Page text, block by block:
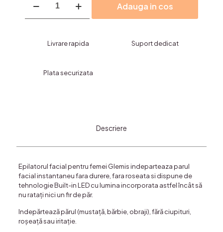
Epilator
Adauga in cos
Livrare rapida Suport dedicat
Plata securizata
Descriere
Epilatorul facial pentru femei Glemis indeparteaza parul
facial instantaneu fara durere, fara roseata si dispune de
tehnologie Built-in LED cu lumina incorporata astfel încât să
nu ratați nici un fir de păr.
Indepărtează părul (mustață, bărbie, obraji), fără ciupituri,
roșeață sau iritație.